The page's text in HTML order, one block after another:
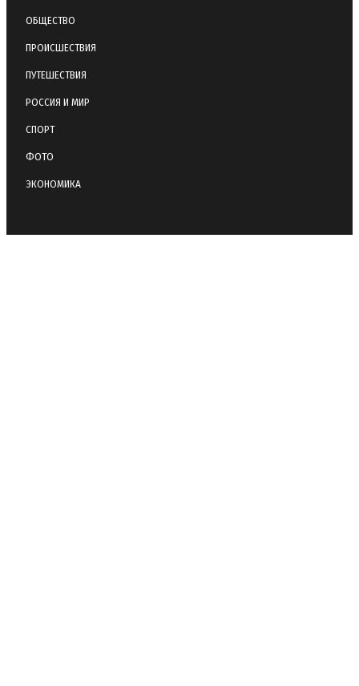
ОБЩЕСТВО
ПРОИСШЕСТВИЯ
ПУТЕШЕСТВИЯ
РОССИЯ И МИР
СПОРТ
ФОТО
ЭКОНОМИКА